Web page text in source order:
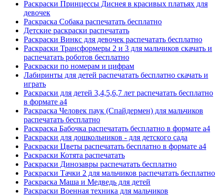
Раскраски Принцессы Диснея в красивых платьях для
девочек
Раскраска Собака распечатать бесплатно
Детские раскраски распечатать
Раскраски Винкс для девочек распечатать бесплатно
Раскраски Трансформеры 2 и 3 для мальчиков скачать и
распечатать роботов бесплатно
Раскраски по номерам и цифрам
Лабиринты для детей распечатать бесплатно скачать и
играть
Раскраски для детей 3,4,5,6,7 лет распечатать бесплатно
в формате а4
Раскраска Человек паук (Спайдермен) для мальчиков
распечатать бесплатно
Раскраска Бабочка распечатать бесплатно в формате а4
Раскраски для дошкольников - для детского сада
Раскраски Цветы распечатать бесплатно в формате а4
Раскраски Котята распечатать
Раскраски Динозавры распечатать бесплатно
Раскраски Тачки 2 для мальчиков распечатать бесплатно
Раскраска Маша и Медведь для детей
Раскраски Военная техника для мальчиков